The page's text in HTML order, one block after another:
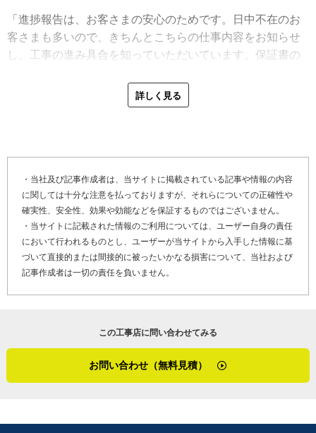
フォームを機に地震対策をする傾向にあるようです。
「屋根の軽量化の相談は、瓦屋根のお客さまからが特に多
根）に葺き替えると間違いなく屋根は軽くなりますから。
もともとこの辺りは瓦屋根の少ない地域なので、瓦に執着
で、ぱっと見は瓦に見えるものなので、大変喜んでいただ
きました」
また、岡崎瓦店では雨漏り修理にも対応しています。和瓦
の雨漏り修理は得意とするところであり、原因を突き止め
て水漏れをしっかり修理します。ここでも屋根の軽量化は
よくある要望で、経年劣化をしている瓦屋根を金属屋根
お客様が増えています。
「先日のお客さまは、棟を積み直せばそれであと１０年は
もったんですが、１０年後には本格的な葺き替え工事が必
「進捗報告は、お客さまの安心のためです。日中不在のお
客さまも多いので、きちんとこちらの仕事内容をお知らせ
し、工事の進み具合を知っていただいています。保証書の
で、施工方法を決める時にお知らせしますね」
修理、雨樋修理を検討しているお客さまにメッセージで
す。
「ここ茅ケ崎で１００年以上やらせてもらっています。逃
げも隠れもできない地域に根差した会社です。そして、う
ちの現場のスタッフはとても真面目で仕事が丁寧で、礼儀
正しい行動ができる者ばかりです。瓦屋根は古くなると、
と何年住むかなどを考え、お客さまのライフスタイルを踏
お問い合わせお待ちしております」
ていた湯浅さんですが、施工事例を話している時の細かな
詳しく見る
・当社及び記事作成者は、当サイトに掲載されている記事や情報の内容
に関しては十分な注意を払っておりますが、それらについての正確性や
確実性、安全性、効果や効能などを保証するものではございません。
・当サイトに記載された情報のご利用については、ユーザー自身の責任
において行われるものとし、ユーザーが当サイトから入手した情報に基
づいて直接的または間接的に被ったいかなる損害について、当社および
記事作成者は一切の責任を負いません。
この工事店に問い合わせてみる
お問い合わせ（無料見積）